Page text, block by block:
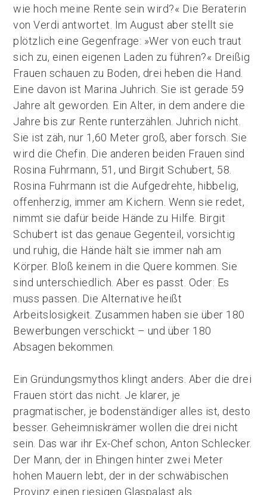
wie hoch meine Rente sein wird?« Die Beraterin
von Verdi antwortet. Im August aber stellt sie
plötzlich eine Gegenfrage: »Wer von euch traut
sich zu, einen eigenen Laden zu führen?« Dreißig
Frauen schauen zu Boden, drei heben die Hand.
Eine davon ist Marina Juhrich. Sie ist gerade 59
Jahre alt geworden. Ein Alter, in dem andere die
Jahre bis zur Rente runterzählen. Juhrich nicht.
Sie ist zäh, nur 1,60 Meter groß, aber forsch. Sie
wird die Chefin. Die anderen beiden Frauen sind
Rosina Fuhrmann, 51, und Birgit Schubert, 58.
Rosina Fuhrmann ist die Aufgedrehte, hibbelig,
offenherzig, immer am Kichern. Wenn sie redet,
nimmt sie dafür beide Hände zu Hilfe. Birgit
Schubert ist das genaue Gegenteil, vorsichtig
und ruhig, die Hände hält sie immer nah am
Körper. Bloß keinem in die Quere kommen. Sie
sind unterschiedlich. Aber es passt. Oder: Es
muss passen. Die Alternative heißt
Arbeitslosigkeit. Zusammen haben sie über 180
Bewerbungen verschickt – und über 180
Absagen bekommen.
Ein Gründungsmythos klingt anders. Aber die drei
Frauen stört das nicht. Je klarer, je
pragmatischer, je bodenständiger alles ist, desto
besser. Geheimniskrämer wollen die drei nicht
sein. Das war ihr Ex-Chef schon, Anton Schlecker.
Der Mann, der in Ehingen hinter zwei Meter
hohen Mauern lebt, der in der schwäbischen
Provinz einen riesigen Glaspalast als